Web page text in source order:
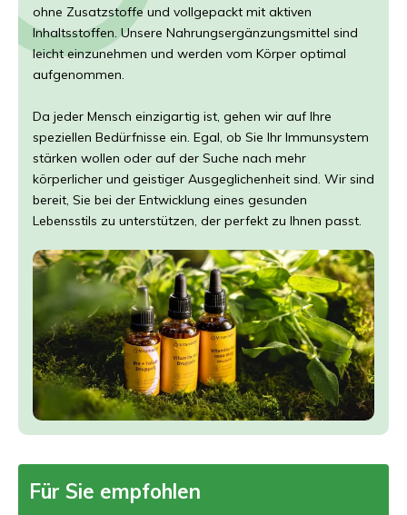
ohne Zusatzstoffe und vollgepackt mit aktiven
Inhaltsstoffen. Unsere Nahrungsergänzungsmittel sind
leicht einzunehmen und werden vom Körper optimal
aufgenommen.
Da jeder Mensch einzigartig ist, gehen wir auf Ihre
speziellen Bedürfnisse ein. Egal, ob Sie Ihr Immunsystem
stärken wollen oder auf der Suche nach mehr
körperlicher und geistiger Ausgeglichenheit sind. Wir sind
bereit, Sie bei der Entwicklung eines gesunden
Lebensstils zu unterstützen, der perfekt zu Ihnen passt.
Für Sie empfohlen